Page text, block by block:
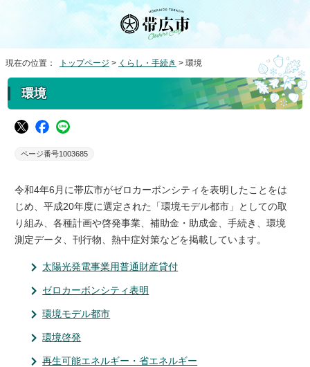
現在の位置： トップページ > くらし・手続き > 環境
環境
ページ番号1003685
令和4年6月に帯広市がゼロカーボンシティを表明したことをは
じめ、平成20年度に選定された「環境モデル都市」としての取
り組み、各種計画や啓発事業、補助金・助成金、手続き、環境
測定データ、刊行物、熱中症対策などを掲載しています。
太陽光発電事業用普通財産貸付
ゼロカーボンシティ表明
環境モデル都市
環境啓発
再生可能エネルギー・省エネルギー